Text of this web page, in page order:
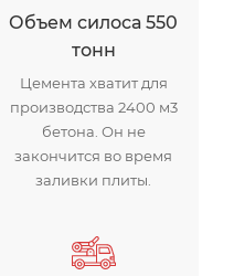
Объем силоса 550
тонн
Цемента хватит для
производства 2400 м3
бетона. Он не
закончится во время
заливки плиты.